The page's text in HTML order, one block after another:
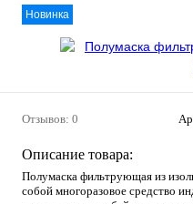
Новинка
Отзывов: 0
Описание товара:
Полумаска фильтрующая из
собой многоразовое средство